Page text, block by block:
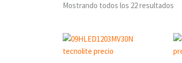
Mostrando todos los 22 resultados